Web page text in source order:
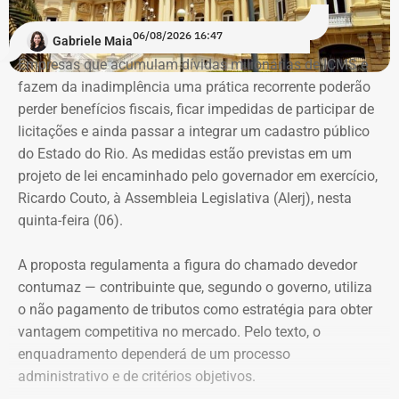
“A ideia de dar aulas especificas para mulheres se
defenderem de casos de violência surgiu do encontro
entre a prática do esporte e a observação de uma
demanda real do cotidiano feminino. O principal gatilho
que muitas sentem é a constatação do medo. Por isso, os
treinamentos vão além dos socos. O foco principal é a
consciência situacional e a capacidade de reação rápida
antes mesmo que o contato físico aconteça”, comenta.
Evolução do patrimônio declarado por Fred Pacheco à Justiça Eleitoral
entre 2012 e 2026, em valores nominais e corrigidos pela inflação (IPCA) –
Tabela: Imagem gerada por IA
Apesar da recuperação, o valor ainda está 16,3% abaixo,
Quando a comparação é feita em valores corrigidos pela
inflação, a diferença chega a 30,1%.
Patrimônio de Fred Pacheco é
composto em sua maioria por
Gabriele Maia06/08/2026 16:47
Empresas que acumulam dívidas milionárias de ICMS e
fazem da inadimplência uma prática recorrente poderão
perder benefícios fiscais, ficar impedidas de participar de
licitações e ainda passar a integrar um cadastro público
do Estado do Rio. As medidas estão previstas em um
projeto de lei encaminhado pelo governador em exercício,
Ricardo Couto, à Assembleia Legislativa (Alerj), nesta
quinta-feira (06).
A proposta regulamenta a figura do chamado devedor
contumaz — contribuinte que, segundo o governo, utiliza
o não pagamento de tributos como estratégia para obter
vantagem competitiva no mercado. Pelo texto, o
enquadramento dependerá de um processo
administrativo e de critérios objetivos.